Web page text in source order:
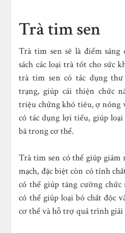
Trà tim sen
Trà tim sen sẽ là điểm
sách các loại trà tốt cho sức
trà tim sen có tác dụng
trạng, giúp cải thiện chức
triệu chứng khó tiêu, ợ nóng
có tác dụng lợi tiểu, giúp
bã trong cơ thể.
Trà tim sen có thể giúp giảm
mạch, đặc biệt còn có tính
có thể giúp tăng cường chức
có thể giúp loại bỏ chất độc
cơ thể và hỗ trợ quá trình giải